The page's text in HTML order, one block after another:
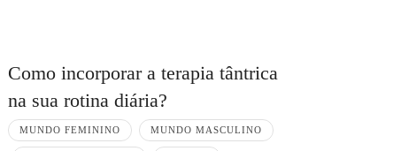
Como incorporar a terapia tântrica
na sua rotina diária?
MUNDO FEMININO MUNDO MASCULINO